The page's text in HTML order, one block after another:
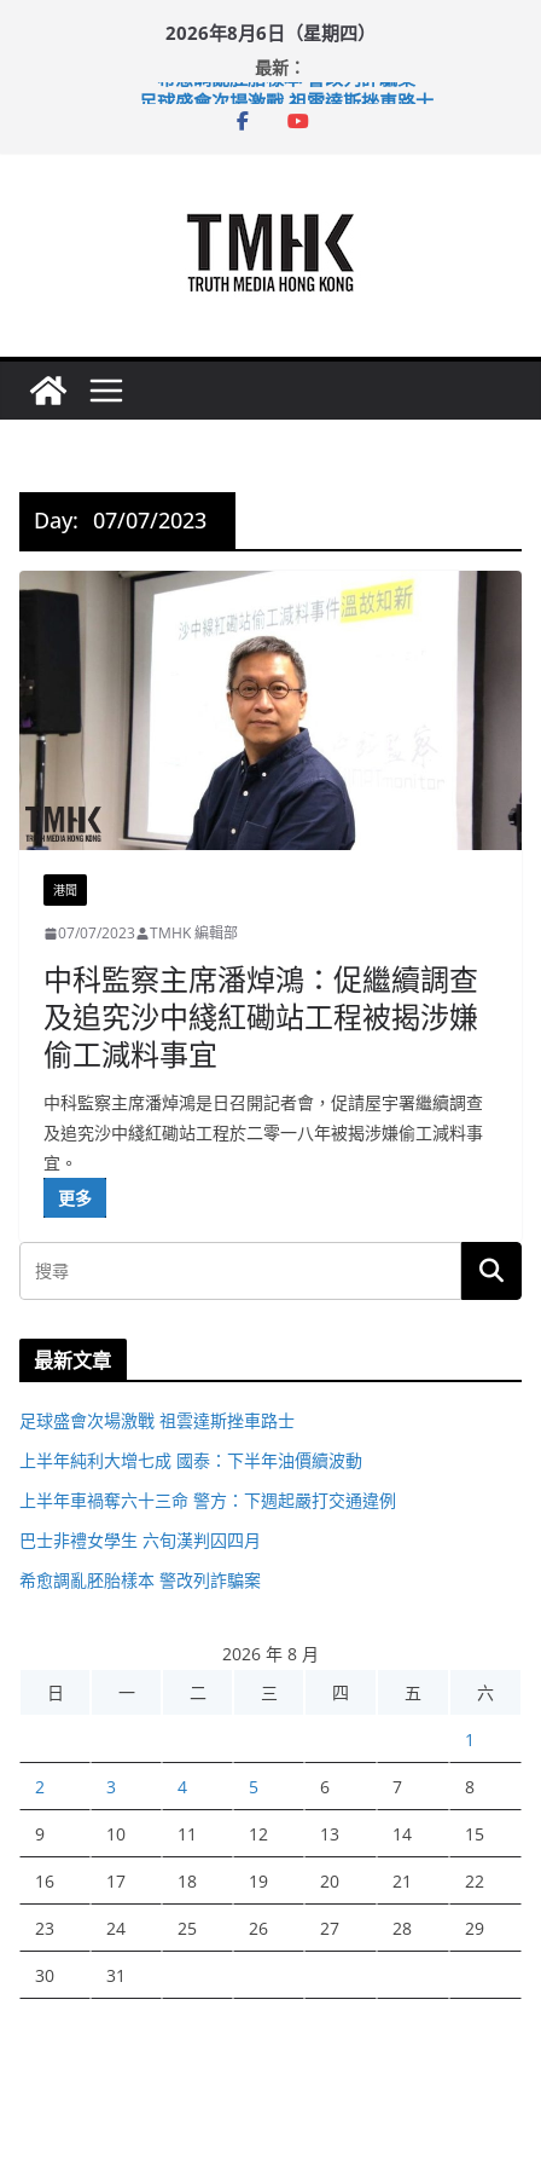
2026年8月6日（星期四）
最新：
希愈調亂胚胎樣本 警改列詐騙案
足球盛會次場激戰 祖雲達斯挫車路士
上半年純利大增七成 國泰：下半年油價續波動
Day: 07/07/2023
港聞
07/07/2023 TMHK 編輯部
中科監察主席潘焯鴻：促繼續調查
及追究沙中綫紅磡站工程被揭涉嫌
偷工減料事宜
中科監察主席潘焯鴻是日召開記者會，促請屋宇署繼續調查
及追究沙中綫紅磡站工程於二零一八年被揭涉嫌偷工減料事
宜。
更多
最新文章
足球盛會次場激戰 祖雲達斯挫車路士
上半年純利大增七成 國泰：下半年油價續波動
上半年車禍奪六十三命 警方：下週起嚴打交通違例
巴士非禮女學生 六旬漢判囚四月
希愈調亂胚胎樣本 警改列詐騙案
2026 年 8 月
日
一 二 三 四 五 六
1
2 3 4 5 6 7 8
9 10 11 12 13 14 15
16 17 18 19 20 21 22
23 24 25 26 27 28 29
30 31